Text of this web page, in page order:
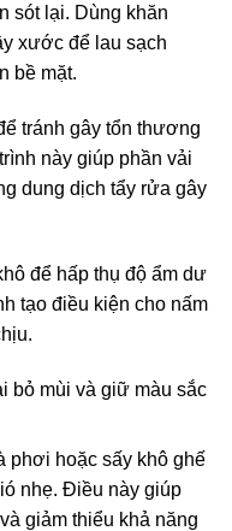
sót lại. Dùng khăn
xước để lau sạch
bề mặt.
tránh gây tổn thương
này giúp phần vải
dung dịch tẩy rửa gây
để hấp thụ độ ẩm dư
tạo điều kiện cho nấm
bỏ mùi và giữ màu sắc
phơi hoặc sấy khô ghế
nhẹ. Điều này giúp
giảm thiểu khả năng